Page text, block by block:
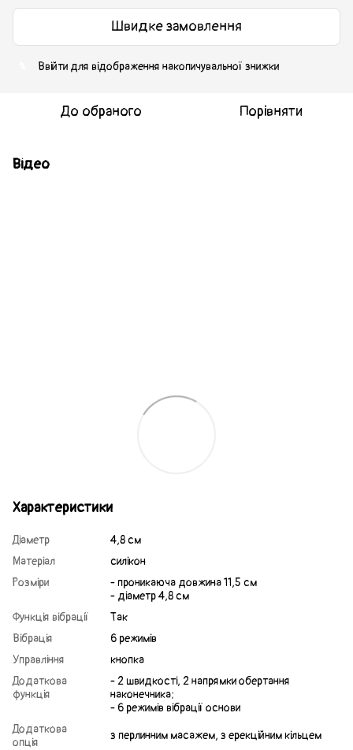
Швидке замовлення
Ввійти для відображення накопичувальної знижки
До обраного Порівняти
Відео
Характеристики
Діаметр
4,8 см
Матеріал
силікон
Розміри
- проникаюча довжина 11,5 см
- діаметр 4,8 см
Функція вібрації
Так
Вібрація
6 режимів
Управління
кнопка
Додаткова
функція
- 2 швидкості, 2 напрямки обертання
наконечника;
- 6 режимів вібрації основи
Додаткова
опція
з перлинним масажем, з ерекційним кільцем